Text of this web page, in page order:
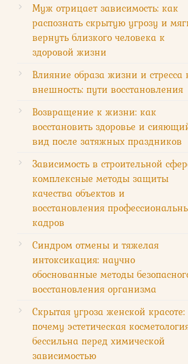
Муж отрицает зависимость: как
распознать скрытую угрозу и
вернуть близкого человека к
здоровой жизни
Влияние образа жизни и стресса
внешность: пути восстановления
Возвращение к жизни: как
восстановить здоровье и
вид после затяжных праздников
Зависимость в строительной
комплексные методы защиты
качества объектов и
восстановления
кадров
Синдром отмены и тяжелая
интоксикация: научно
обоснованные методы
восстановления организма
Скрытая угроза женской красоте:
почему эстетическая
бессильна перед химической
зависимостью